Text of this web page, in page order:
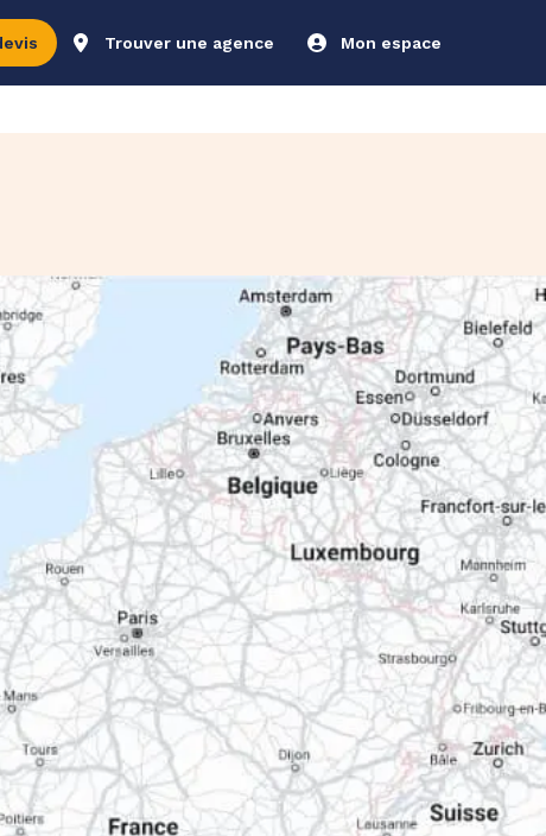
Trouver une agence Mon espace